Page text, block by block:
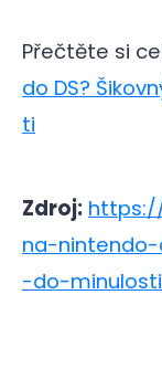
Přečtěte si
do DS?
ti
Zdroj:
na-
-do-